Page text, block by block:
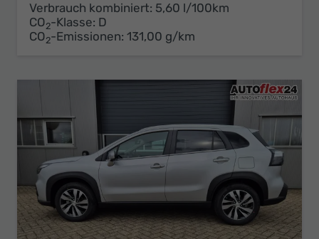
Verbrauch kombiniert: 5,60 l/100km
CO2-Klasse: D
CO2-Emissionen: 131,00 g/km